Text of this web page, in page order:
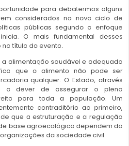
para debatermos alguns
considerados no novo ciclo de
públicas segundo o enfoque
O mais fundamental desses
título do evento.
alimentação saudável e adequada
que o alimento não pode ser
qualquer. O Estado, através
o dever de assegurar o pleno
para toda a população. Um
contraditório ao primeiro,
que a estruturação e a regulação
base agroecológica dependem da
da sociedade civil.